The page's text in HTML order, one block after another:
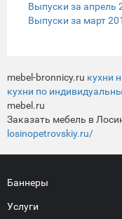
Выпуски за апрель
Выпуски за март
mebel-bronnicy.ru кухни
кухни по
mebel.ru
Заказать мебель в
losinopetrovskiy.ru/
Баннеры
Услуги